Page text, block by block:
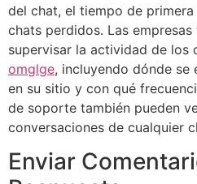
del chat, el tiempo de
chats perdidos. Las
supervisar la actividad de los
omglge, incluyendo dónde se
en su sitio y con qué
de soporte también pueden
conversaciones de cualquier
Enviar